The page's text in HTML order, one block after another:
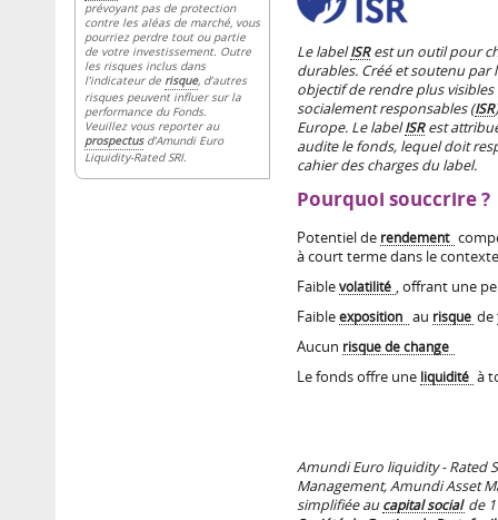
prévoyant pas de protection
contre les aléas de marché, vous
pourriez perdre tout ou partie
de votre investissement. Outre
les risques inclus dans
l’indicateur de risque, d’autres
risques peuvent influer sur la
performance du Fonds.
Veuillez vous reporter au
prospectusd’Amundi Euro
Liquidity-Rated SRI.
Le labelISRest un outil pour
durables. Créé et soutenu par
objectif de rendre plus
socialement responsables (ISR
Europe. Le labelISRest
audite le fonds, lequel doit
cahier des charges du label.
Pourquoi souccrire ?
Potentiel de rendement
à court terme dans le
Faiblevolatilité , offrant une
Faibleexposition au risque de
Aucun risque de change
Le fonds offre une liquidité à
Amundi Euro liquidity - Rated
Management, Amundi Asset
simplifiée aucapital social de